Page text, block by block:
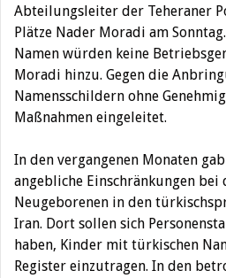
Abteilungsleiter der Teheraner
Plätze Nader Moradi am
Namen würden keine
Moradi hinzu. Gegen die
Namensschildern ohne
Maßnahmen eingeleitet.
In den vergangenen Monaten
angebliche Einschränkungen
Neugeborenen in den
Iran. Dort sollen sich
haben, Kinder mit türkischen
Register einzutragen. In den